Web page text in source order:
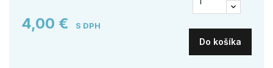
4,00 € S DPH
Do košíka